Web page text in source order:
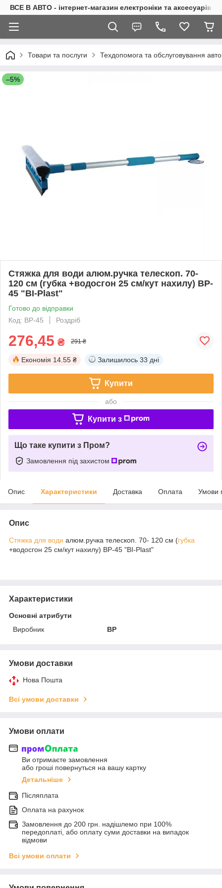
ВСЕ В АВТО - інтернет-магазин електроніки та аксесуарів в
Товари та послуги Техдопомога та обслуговування авто
–5%
Стяжка для води алюм.ручка телескоп. 70-
120 см (губка +водосгон 25 см/кут нахилу) BP-
45 "BI-Plast"
Готово до відправки
Код: BP-45
Роздріб
276,45 ₴ 291 ₴
Економія 14.55 ₴ Залишилось 33 дні
Купити
або
Купити з
Що таке купити з Пром?
Замовлення під захистом
Опис Характеристики Доставка Оплата Умови
Опис
Стяжка для води алюм.ручка телескоп. 70- 120 см (губка
+водосгон 25 см/кут нахилу) BP-45 "BI-Plast"
Характеристики
Основні атрибути
Виробник
BP
Умови доставки
Нова Пошта
Всі умови доставки
Умови оплати
Ви отримаєте замовлення
або гроші повернуться на вашу картку
Детальніше
Післяплата
Оплата на рахунок
Замовлення до 200 грн. надішлемо при 100%
передоплаті, або оплату суми доставки на випадок
відмови
Всі умови оплати